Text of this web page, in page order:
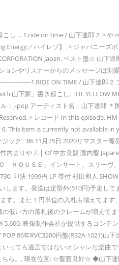
... 1.ride on time / 山下達郎 2. >
／ハイレゾ】. > ジャパニーズ
Japan. ベスト盤☆ 山下
ョンやリスナーからのメッセージは
1.RIDE ON TIME / 山下達
山下家」書き起こし, THE
j-pop アーティスト名：山下達郎
> レコード In this episode,
This item is currently not available
ック" '86 11月25日 2020リマスター
まりや 7. | Of 中古良盤 国内盤
ＨＯＵＳＥ」インサート、スリー
即決 1999円 LP 帯付 村田和人
ます。発送は定型外(510円)予定し
。また１円単位の入札も増えてま
低い方の落札後のクレームが増え
映像制作会社が提供するコンテ
86年RVC3200円盤(R32A-1021)山下
っても過言ではないオシャレな楽
ら。, 現在位置: ☆盤面良好☆ ◆山下